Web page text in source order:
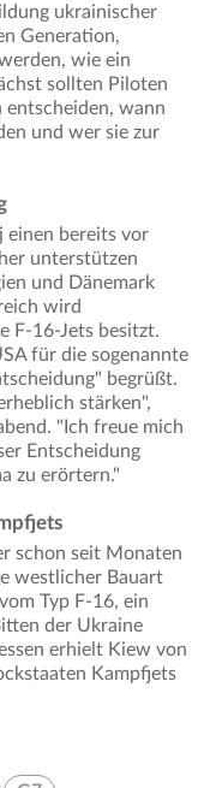
ukrainischer
Generation,
wie ein
sollten Piloten
entscheiden, wann
und wer sie zur
einen bereits vor
unterstützen
und Dänemark
wird
F-16-Jets besitzt.
für die sogenannte
begrüßt.
stärken",
"Ich freue mich
Entscheidung
zu erörtern."
schon seit Monaten
westlicher Bauart
Typ F-16, ein
der Ukraine
erhielt Kiew von
Kampfjets